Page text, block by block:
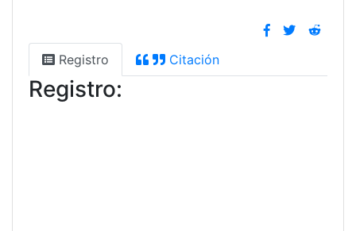
Registro Citación
Registro: